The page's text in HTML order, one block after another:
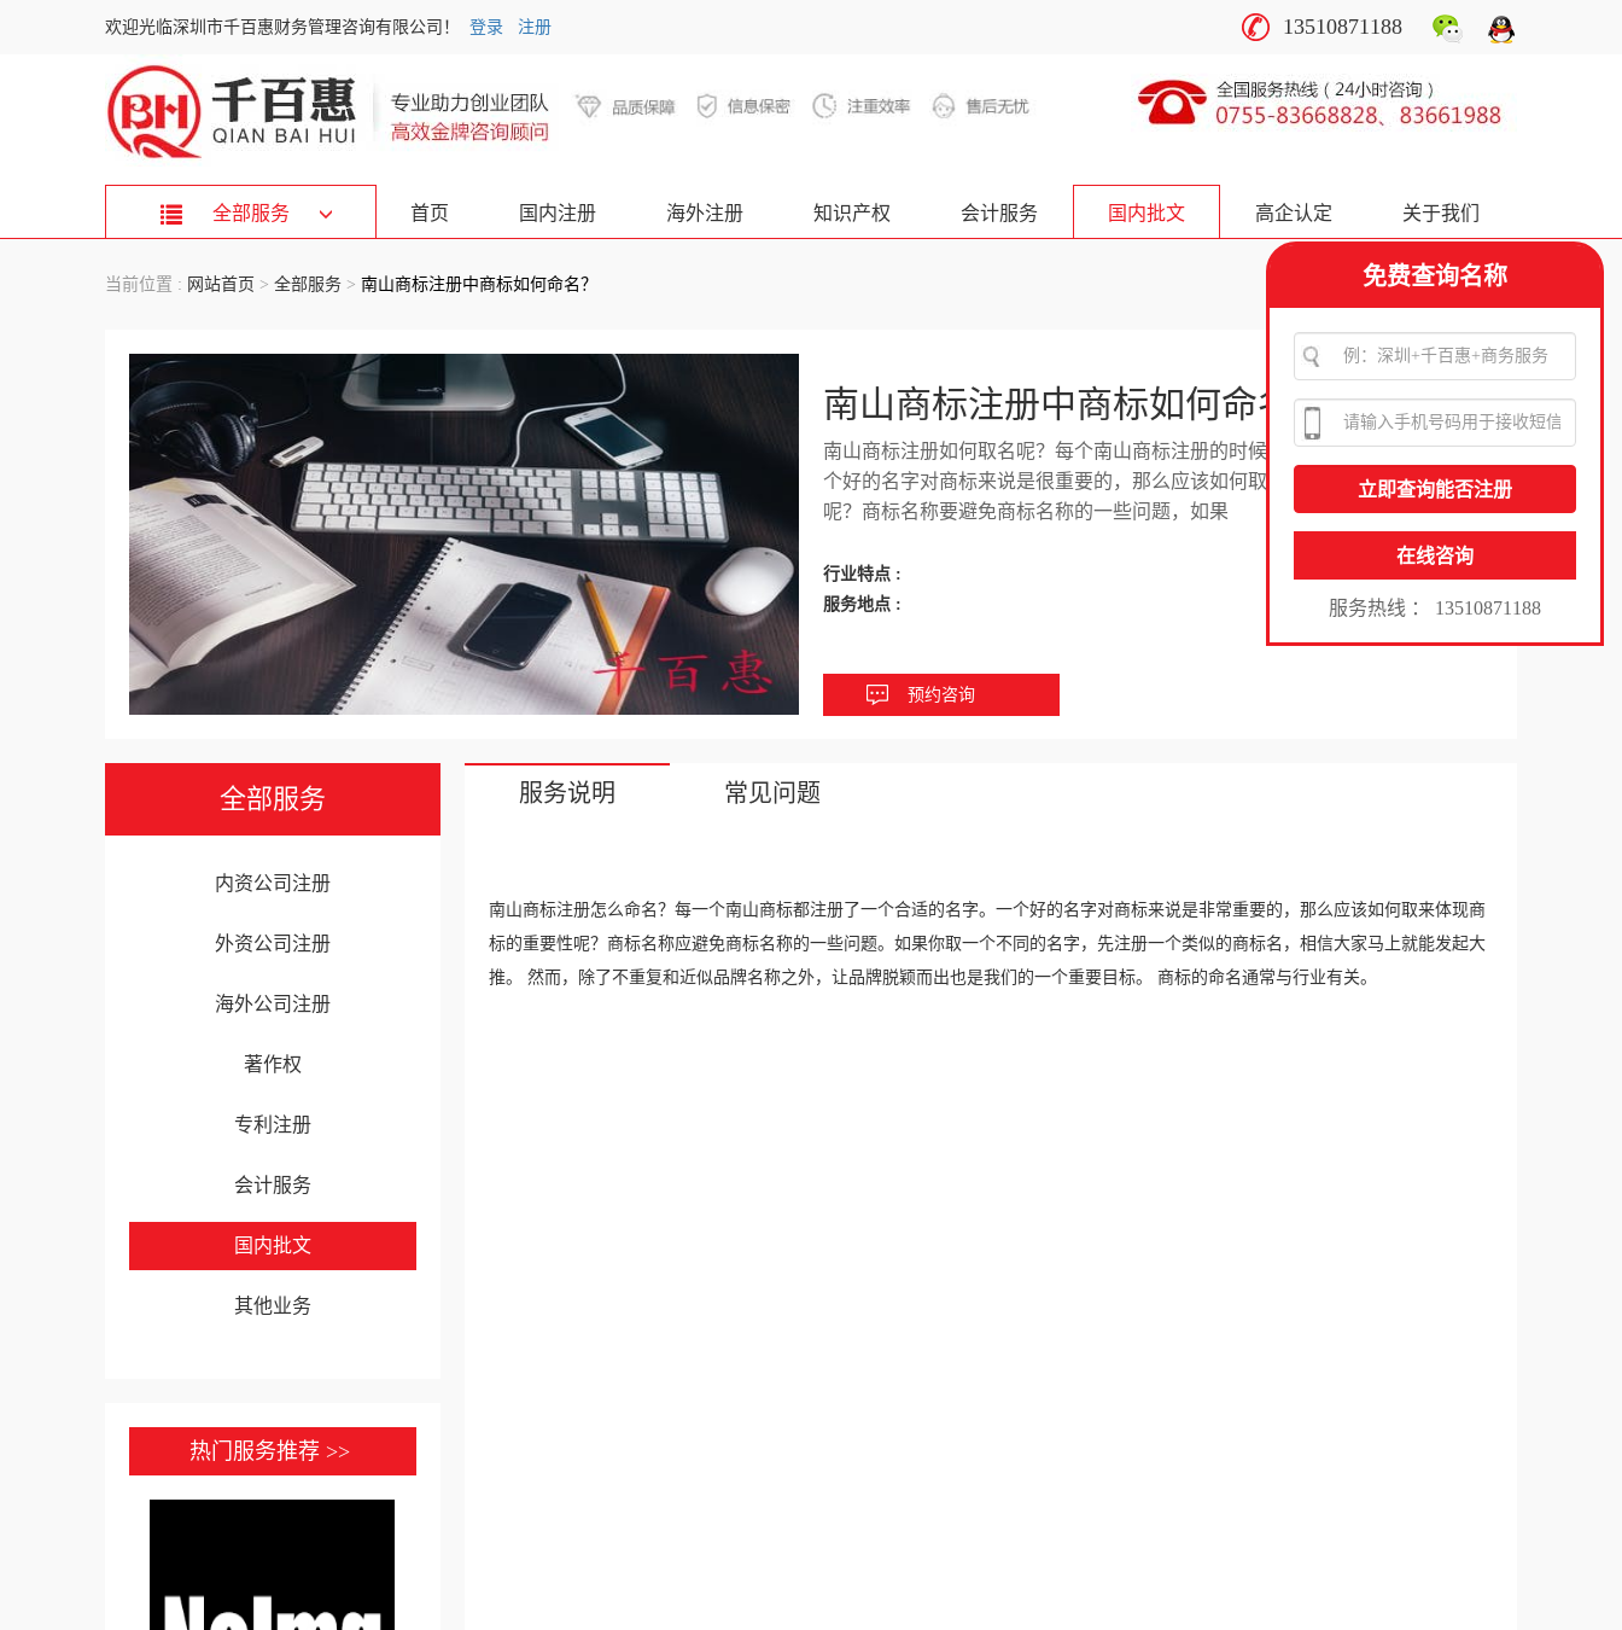
欢迎光临深圳市千百惠财务管理咨询有限公司！ 登录 注册 13510871188
首页 国内注册 海外注册 知识产权 会计服务 国内批文 高企认定 关于我们
免费查询名称
在线咨询
服务热线 ： 13510871188
全部服务
当前位置 : 网站首页 > 全部服务 > 南山商标注册中商标如何命名？
南山商标注册中商标如何命名？
南山商标注册如何取名呢？每个南山商标注册的时候都会取个合适的名字，一
个好的名字对商标来说是很重要的，那么应该如何取才能体现商标的重要性
呢？商标名称要避免商标名称的一些问题，如果
行业特点 :
服务地点 :
预约咨询
全部服务
内资公司注册
外资公司注册
海外公司注册
著作权
专利注册
会计服务
国内批文
其他业务
热门服务推荐 >>
服务说明 常见问题
南山商标注册怎么命名？每一个南山商标都注册了一个合适的名字。一个好的名字对商标来说是非常重要的，那么应该如何取来体现商
标的重要性呢？商标名称应避免商标名称的一些问题。如果你取一个不同的名字，先注册一个类似的商标名，相信大家马上就能发起大
推。 然而，除了不重复和近似品牌名称之外，让品牌脱颖而出也是我们的一个重要目标。 商标的命名通常与行业有关。